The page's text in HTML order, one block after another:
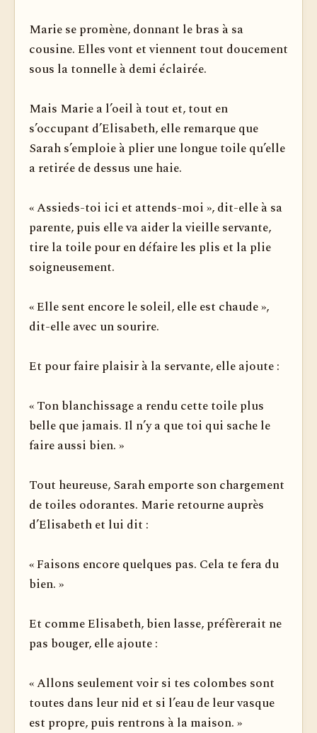
Marie se promène, donnant le bras à sa
cousine. Elles vont et viennent tout doucement
sous la tonnelle à demi éclairée.
Mais Marie a l’oeil à tout et, tout en
s’occupant d’Elisabeth, elle remarque que
Sarah s’emploie à plier une longue toile qu’elle
a retirée de dessus une haie.
« Assieds-toi ici et attends-moi », dit-elle à sa
parente, puis elle va aider la vieille servante,
tire la toile pour en défaire les plis et la plie
soigneusement.
« Elle sent encore le soleil, elle est chaude »,
dit-elle avec un sourire.
Et pour faire plaisir à la servante, elle ajoute :
« Ton blanchissage a rendu cette toile plus
belle que jamais. Il n’y a que toi qui sache le
faire aussi bien. »
Tout heureuse, Sarah emporte son chargement
de toiles odorantes. Marie retourne auprès
d’Elisabeth et lui dit :
« Faisons encore quelques pas. Cela te fera du
bien. »
Et comme Elisabeth, bien lasse, préfèrerait ne
pas bouger, elle ajoute :
« Allons seulement voir si tes colombes sont
toutes dans leur nid et si l’eau de leur vasque
est propre, puis rentrons à la maison. »